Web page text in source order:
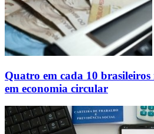
Quatro em cada 10
em economia circular